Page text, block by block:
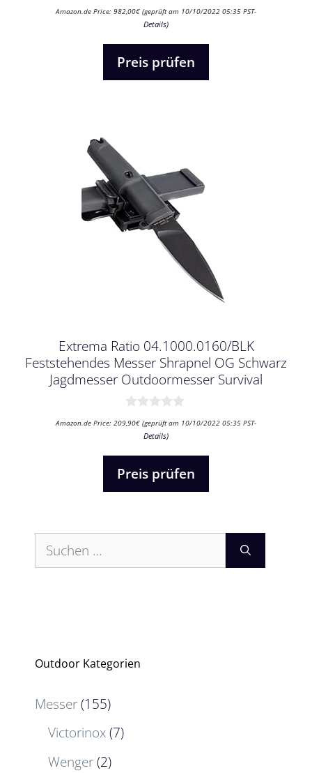
0
v
Amazon.de Price: 982,00€ (geprüft am 10/10/2022 05:35 PST-
Details)
Preis prüfen
Extrema Ratio 04.1000.0160/BLK
Feststehendes Messer Shrapnel OG Schwarz
Jagdmesser Outdoormesser Survival
v
Amazon.de Price: 209,90€ (geprüft am 10/10/2022 05:35 PST-
Details)
Preis prüfen
Suchen
nach:
Outdoor Kategorien
Messer(155)
Victorinox(7)
Wenger(2)